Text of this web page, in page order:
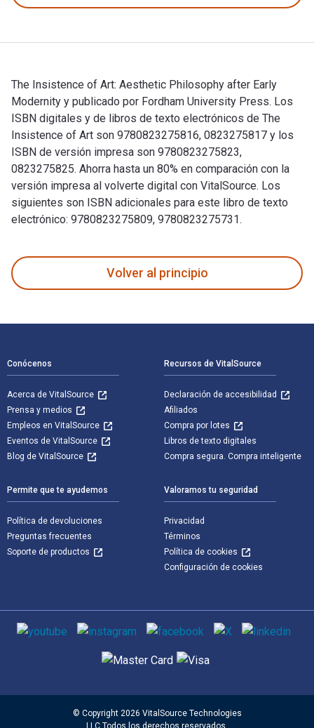
The Insistence of Art: Aesthetic Philosophy after Early
Modernity y publicado por Fordham University Press. Los
ISBN digitales y de libros de texto electrónicos de The
Insistence of Art son 9780823275816, 0823275817 y los
ISBN de versión impresa son 9780823275823,
0823275825. Ahorra hasta un 80% en comparación con la
versión impresa al volverte digital con VitalSource. Los
siguientes son ISBN adicionales para este libro de texto
electrónico: 9780823275809, 9780823275731.
Volver al principio
Conócenos
Acerca de VitalSource
Prensa y medios
Empleos en VitalSource
Eventos de VitalSource
Blog de VitalSource
Recursos de VitalSource
Declaración de accesibilidad
Afiliados
Compra por lotes
Libros de texto digitales
Compra segura. Compra inteligente
Permite que te ayudemos
Política de devoluciones
Preguntas frecuentes
Soporte de productos
Valoramos tu seguridad
Privacidad
Términos
Política de cookies
Configuración de cookies
Medios de comunicación social
Métodos de pago admitidos
© Copyright 2026 VitalSource Technologies
LLC Todos los derechos reservados.